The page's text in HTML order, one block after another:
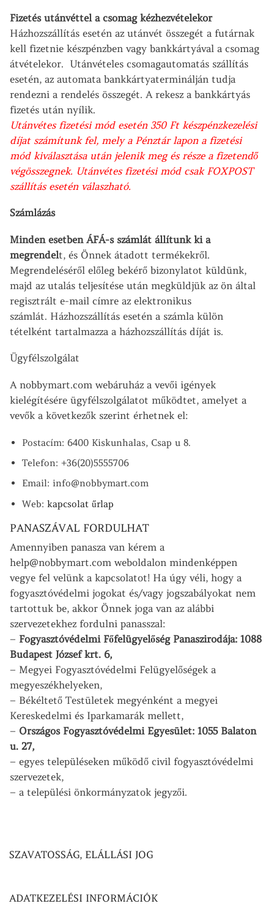
Fizetés utánvéttel a csomag kézhezvételekor
Házhozszállítás esetén az utánvét összegét a futárnak
kell fizetnie készpénzben vagy bankkártyával a csomag
átvételekor. Utánvételes csomagautomatás szállítás
esetén, az automata bankkártyaterminálján tudja
rendezni a rendelés összegét. A rekesz a bankkártyás
fizetés után nyílik.
Utánvétes fizetési mód esetén 350 Ft készpénzkezelési
díjat számítunk fel, mely a Pénztár lapon a fizetési
mód kiválasztása után jelenik meg és része a fizetendő
végösszegnek. Utánvétes fizetési mód csak FOXPOST
szállítás esetén válaszható.
Számlázás
Minden esetben ÁFÁ-s számlát állítunk ki a
megrendelt, és Önnek átadott termékekről.
Megrendeléséről előleg bekérő bizonylatot küldünk,
majd az utalás teljesítése után megküldjük az ön által
regisztrált e-mail címre az elektronikus
számlát. Házhozszállítás esetén a számla külön
tételként tartalmazza a házhozszállítás díját is.
Ügyfélszolgálat
A nobbymart.com webáruház a vevői igények
kielégítésére ügyfélszolgálatot működtet, amelyet a
vevők a következők szerint érhetnek el:
Postacím: 6400 Kiskunhalas, Csap u 8.
Telefon: +36(20)5555706
Email: info@nobbymart.com
Web: kapcsolat űrlap
PANASZÁVAL FORDULHAT
Amennyiben panasza van kérem a
help@nobbymart.com weboldalon mindenképpen
vegye fel velünk a kapcsolatot! Ha úgy véli, hogy a
fogyasztóvédelmi jogokat és/vagy jogszabályokat nem
tartottuk be, akkor Önnek joga van az alábbi
szervezetekhez fordulni panasszal:
– Fogyasztóvédelmi Főfelügyelőség Panaszirodája: 1088
Budapest József krt. 6,
– Megyei Fogyasztóvédelmi Felügyelőségek a
megyeszékhelyeken,
– Békéltető Testületek megyénként a megyei
Kereskedelmi és Iparkamarák mellett,
– Országos Fogyasztóvédelmi Egyesület: 1055 Balaton
u. 27,
– egyes településeken működő civil fogyasztóvédelmi
szervezetek,
– a települési önkormányzatok jegyzői.
SZAVATOSSÁG, ELÁLLÁSI JOG
ADATKEZELÉSI INFORMÁCIÓK